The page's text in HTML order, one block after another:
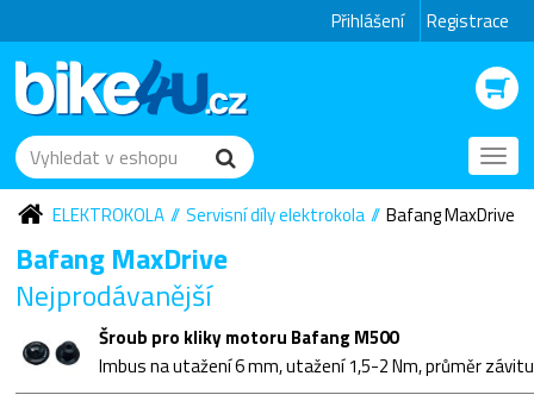
Přihlášení Registrace
ELEKTROKOLA
Servisní díly elektrokola Bafang MaxDrive
Bafang MaxDrive
Nejprodávanější
Šroub pro kliky motoru Bafang M500